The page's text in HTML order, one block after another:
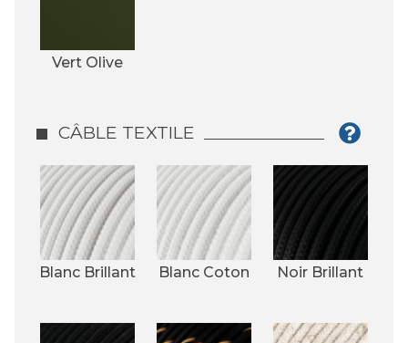
Vert Olive
CÂBLE TEXTILE
Blanc Brillant Blanc Coton Noir Brillant